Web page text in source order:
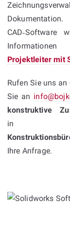
CAD‑Software
Projektleiter mit
Rufen Sie uns an
Sie an
konstruktive
in
Ihre Anfrage.